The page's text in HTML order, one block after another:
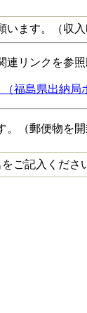
ます。（収入
リンクを参照
福島県出納局
。（郵便物を
ご記入くださ